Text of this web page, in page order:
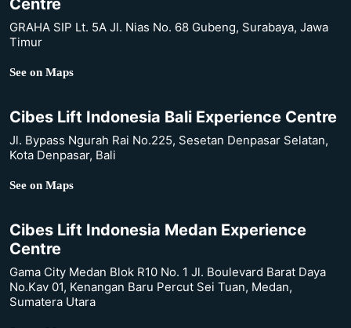
Centre
GRAHA SIP Lt. 5A Jl. Nias No. 68 Gubeng, Surabaya, Jawa
Timur
See on Maps
Cibes Lift Indonesia Bali Experience Centre
Jl. Bypass Ngurah Rai No.225, Sesetan Denpasar Selatan,
Kota Denpasar, Bali
See on Maps
Cibes Lift Indonesia Medan Experience
Centre
Gama City Medan Blok R10 No. 1 Jl. Boulevard Barat Daya
No.Kav 01, Kenangan Baru Percut Sei Tuan, Medan,
Sumatera Utara